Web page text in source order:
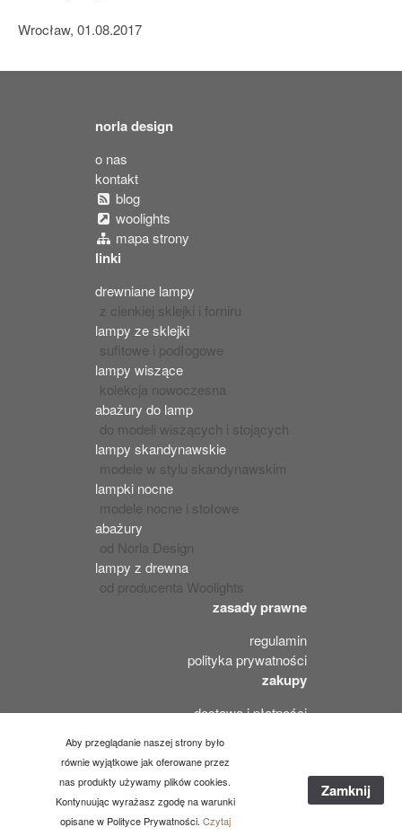
Wrocław, 01.08.2017
norla design
o nas
kontakt
blog
woolights
mapa strony
linki
drewniane lampy
z cienkiej sklejki i forniru
lampy ze sklejki
sufitowe i podłogowe
lampy wiszące
kolekcja nowoczesna
abażury do lamp
do modeli wiszących i stojących
lampy skandynawskie
modele w stylu skandynawskim
lampki nocne
modele nocne i stołowe
abażury
od Norla Design
lampy z drewna
od producenta Woolights
zasady prawne
regulamin
polityka prywatności
zakupy
dostawa i płatności
reklamacje i zwroty
Aby przeglądanie naszej strony było
równie wyjątkowe jak oferowane przez
nas produkty używamy plików cookies.
Kontynuując wyrażasz zgodę na warunki
opisane w Polityce Prywatności. Czytaj
Zamknij